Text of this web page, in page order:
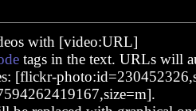
with [video:URL]
tags in the text. URLs will
[flickr-